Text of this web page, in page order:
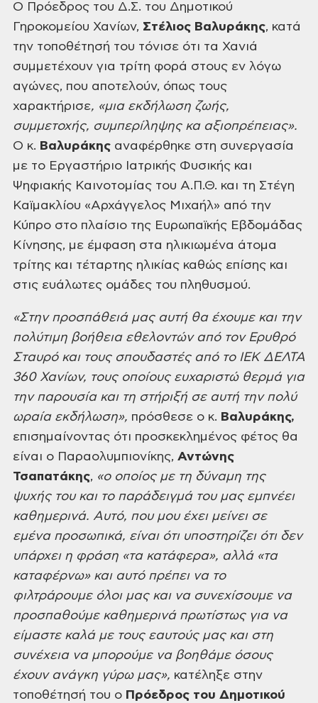
Ο Πρόεδρος του Δ.Σ. του Δημοτικού
Γηροκομείου Χανίων, Στέλιος Βαλυράκης, κατά
την τοποθέτησή του τόνισε ότι τα Χανιά
συμμετέχουν για τρίτη φορά στους εν λόγω
αγώνες, που αποτελούν, όπως τους
χαρακτήρισε, «μια εκδήλωση ζωής,
συμμετοχής, συμπερίληψης κα αξιοπρέπειας».
Ο κ. Βαλυράκης αναφέρθηκε στη συνεργασία
με το Εργαστήριο Ιατρικής Φυσικής και
Ψηφιακής Καινοτομίας του Α.Π.Θ. και τη Στέγη
Καϊμακλίου «Αρχάγγελος Μιχαήλ» από την
Κύπρο στο πλαίσιο της Ευρωπαϊκής Εβδομάδας
Κίνησης, με έμφαση στα ηλικιωμένα άτομα
τρίτης και τέταρτης ηλικίας καθώς επίσης και
στις ευάλωτες ομάδες του πληθυσμού.
«Στην προσπάθειά μας αυτή θα έχουμε και την
πολύτιμη βοήθεια εθελοντών από τον Ερυθρό
Σταυρό και τους σπουδαστές από το ΙΕΚ ΔΕΛΤΑ
360 Χανίων, τους οποίους ευχαριστώ θερμά για
την παρουσία και τη στήριξή σε αυτή την πολύ
ωραία εκδήλωση», πρόσθεσε ο κ. Βαλυράκης,
επισημαίνοντας ότι προσκεκλημένος φέτος θα
είναι ο Παραολυμπιονίκης, Αντώνης
Τσαπατάκης, «ο οποίος με τη δύναμη της
ψυχής του και το παράδειγμά του μας εμπνέει
καθημερινά. Αυτό, που μου έχει μείνει σε
εμένα προσωπικά, είναι ότι υποστηρίζει ότι δεν
υπάρχει η φράση «τα κατάφερα», αλλά «τα
καταφέρνω» και αυτό πρέπει να το
φιλτράρουμε όλοι μας και να συνεχίσουμε να
προσπαθούμε καθημερινά πρωτίστως για να
είμαστε καλά με τους εαυτούς μας και στη
συνέχεια να μπορούμε να βοηθάμε όσους
έχουν ανάγκη γύρω μας», κατέληξε στην
τοποθέτησή του ο Πρόεδρος του Δημοτικού